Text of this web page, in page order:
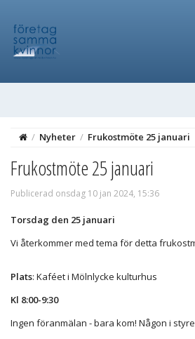
/ Nyheter / Frukostmöte 25 januari
Frukostmöte 25 januari
Publicerad onsdag 10 jan 2024, 15:36
Torsdag den 25 januari
Vi återkommer med tema för detta
Plats: Kaféet i Mölnlycke kulturhus
Kl 8:00-9:30
Ingen föranmälan - bara kom! Någon i